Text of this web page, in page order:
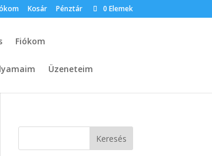
Kosár Pénztár 0 Elemek
Fiókom
Üzeneteim